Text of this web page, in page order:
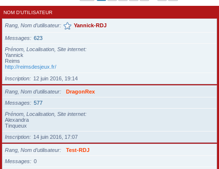
NOM D’UTILISATEUR
Rang, Nom d’utilisateur Yannick-RDJ
Messages
623
Prénom, Localisation, Site internet
Yannick
Reims
http://reimsdesjeux.fr/
Inscription
12 juin 2016, 19:14
Rang, Nom d’utilisateur
DragonRex
Messages
577
Prénom, Localisation, Site internet
Alexandra
Tinqueux
Inscription
14 juin 2016, 17:07
Rang, Nom d’utilisateur
Test-RDJ
Messages
0